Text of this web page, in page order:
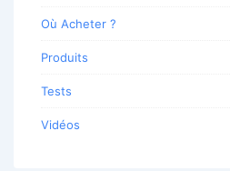
Où Acheter ?
Produits
Tests
Vidéos